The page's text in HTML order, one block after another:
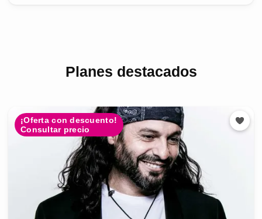
Planes destacados
¡Oferta con descuento!
Consultar precio